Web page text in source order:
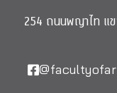
254 ถนนพญาไท แ